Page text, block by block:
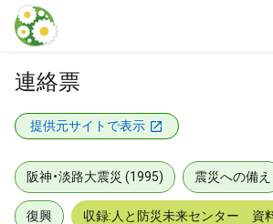
本文に飛ぶ
連絡票
提供元サイトで表示
阪神・淡路大震災 (1995) 震災への備え
復興 収録:人と防災未来センター 資